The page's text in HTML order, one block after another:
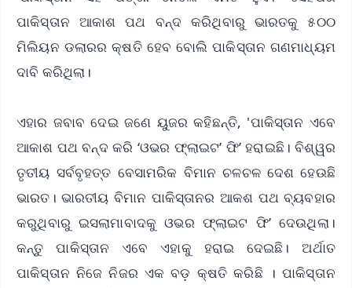
ପାକିସ୍ତାନ ଆକାଶ ପଥ ବନ୍ଦ କରିଥିବାରୁ ଭାରତକୁ ୫୦୦
ମିଲିୟନ ଡଲାରର କ୍ଷତି ହେବ ବୋଲି ପାକିସ୍ତାନ ଗଣମାଧ୍ୟମ
ଦାବି କରିଥିଲା।
ଏହାର ଜବାବ ଦେଇ ଜଣେ ୟୁଜର କହିଛନ୍ତି, 'ପାକିସ୍ତାନ ଏବେ
ଆକାଶ ପଥ ବନ୍ଦ କରି ‘ଓଭର ଫ୍ଲାଇଟ’ ଫି’ ହରାଇଛି। ବିଶ୍ୱର
ତୃତୀୟ ସର୍ବବୃହତ୍ତ ବେସାମରିକ ବିମାନ ଚଳଚଳ ଦେଶ ହେଉଛି
ଭାରତ। ଭାରତୀୟ ବିମାନ ପାକିସ୍ତାନର ଆକଶ ପଥ ବ୍ୟବହାର
କରୁଥିବାରୁ ଇସଲାମାବାଦକୁ ଓଭର ଫ୍ଲାଇଟ ଫି’ ଦେଉଥିଲା।
କନ୍ତୁ ପାକିସ୍ତାନ ଏବେ ଏହାକୁ ହରାଇ ଦେଇଛି। ଅର୍ଥାତ
ପାକିସ୍ତାନ ନିଜେ ନିଜର ଏକ ବଡ଼ କ୍ଷତି କରିଛି । ପାକିସ୍ତାନ